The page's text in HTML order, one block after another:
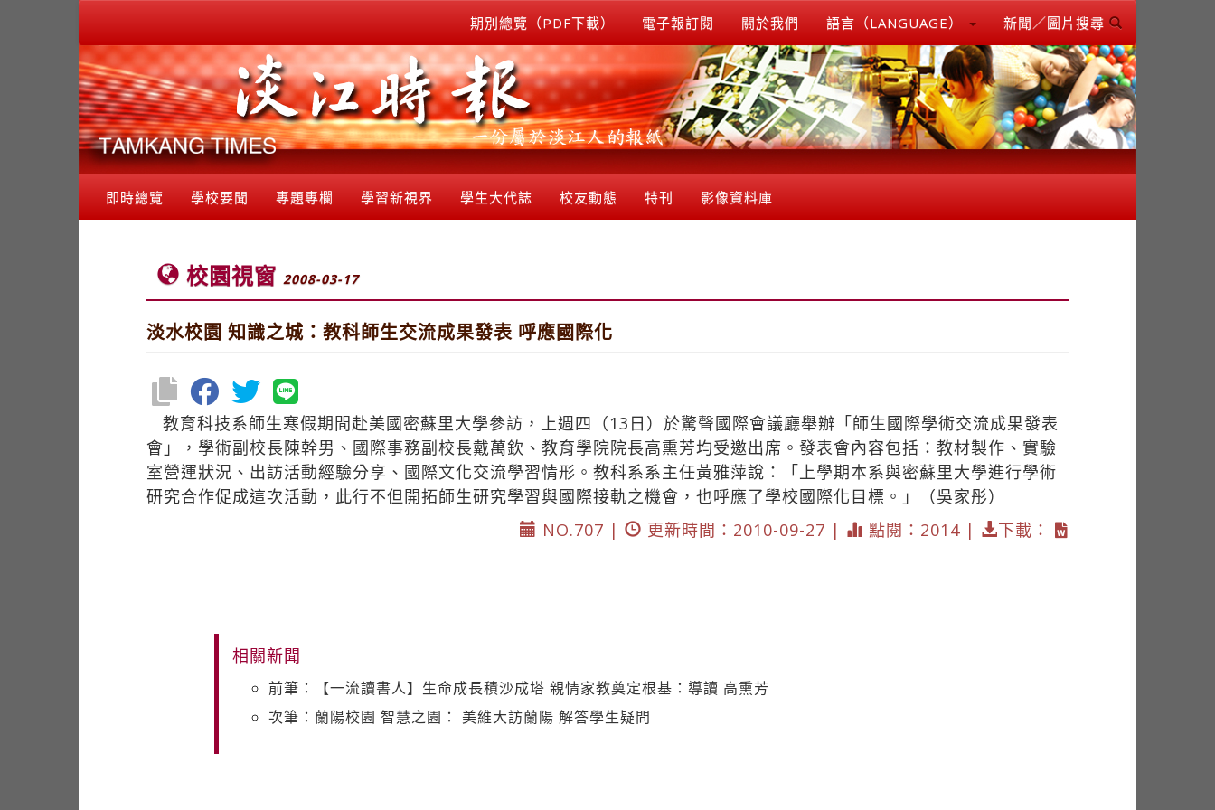
期別總覽（PDF下載） 電子報訂閱 關於我們 語言（LANGUAGE） 新聞／圖片搜尋
即時總覽 學校要聞 專題專欄 學習新視界 學生大代誌 校友動態 特刊 影像資料庫
校園視窗 2008-03-17
淡水校園 知識之城：教科師生交流成果發表 呼應國際化
教育科技系師生寒假期間赴美國密蘇里大學參訪，上週四（13日）於驚聲國際會議廳舉辦「師生國際學術交流成果發表
會」，學術副校長陳幹男、國際事務副校長戴萬欽、教育學院院長高熏芳均受邀出席。發表會內容包括：教材製作、實驗
室營運狀況、出訪活動經驗分享、國際文化交流學習情形。教科系系主任黃雅萍說：「上學期本系與密蘇里大學進行學術
研究合作促成這次活動，此行不但開拓師生研究學習與國際接軌之機會，也呼應了學校國際化目標。」（吳家彤）
NO.707 |
更新時間：2010-09-27 | 點閱：2014 | 下載：
相關新聞
前筆：【一流讀書人】生命成長積沙成塔 親情家教奠定根基：導讀 高熏芳
次筆：蘭陽校園 智慧之園： 美維大訪蘭陽 解答學生疑問